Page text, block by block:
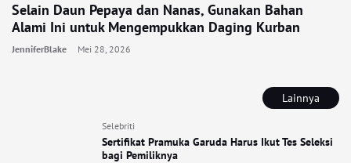
Lainnya
Selebriti
Sertifikat Pramuka Garuda Harus Ikut Tes Seleksi
bagi Pemiliknya
Selain Daun Pepaya dan Nanas, Gunakan Bahan
Alami Ini untuk Mengempukkan Daging Kurban
JenniferBlake Mei 28, 2026